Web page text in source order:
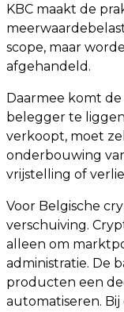
KBC maakt de
scope, maar
afgehandeld.
Daarmee komt
belegger te
verkoopt, moet
onderbouwing
vrijstelling of
Voor Belgische
verschuiving.
alleen om
administratie. De
producten een
automatiseren.